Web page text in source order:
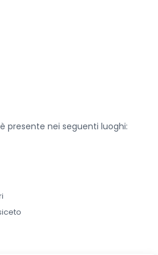
è presente nei seguenti luoghi: